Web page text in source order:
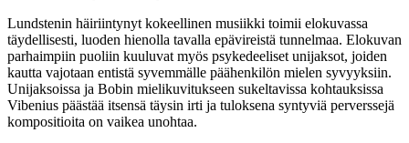
Lundstenin häiriintynyt kokeellinen musiikki toimii elokuvassa
täydellisesti, luoden hienolla tavalla epävireistä tunnelmaa. Elokuvan
parhaimpiin puoliin kuuluvat myös psykedeeliset unijaksot, joiden
kautta vajotaan entistä syvemmälle päähenkilön mielen syvyyksiin.
Unijaksoissa ja Bobin mielikuvitukseen sukeltavissa kohtauksissa
Vibenius päästää itsensä täysin irti ja tuloksena syntyviä perverssejä
kompositioita on vaikea unohtaa.